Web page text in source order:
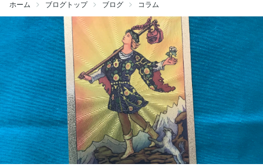
ホーム ブログトップ ブログ コラム